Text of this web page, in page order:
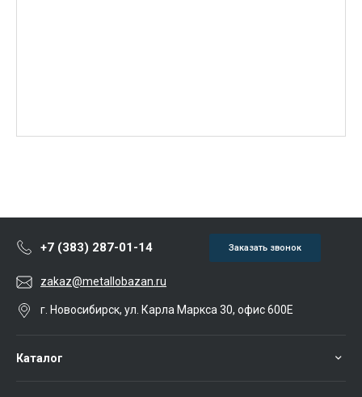
+7 (383) 287-01-14 Заказать звонок
zakaz@metallobazan.ru
г. Новосибирск, ул. Карла Маркса 30, офис 600Е
Каталог